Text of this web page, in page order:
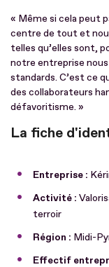
« Même si cela peut
centre de tout et
telles qu’elles sont,
notre entreprise
standards. C’est ce
des collaborateurs
défavoritisme. »
La fiche
Entreprise :
Activité :
terroir
Région : Midi-
Effectif